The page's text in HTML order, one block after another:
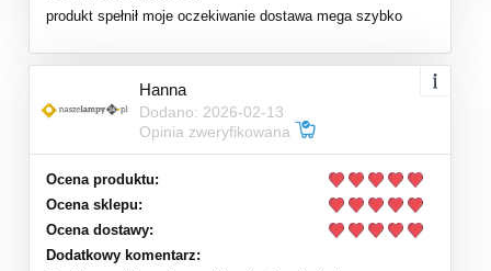
produkt spełnił moje oczekiwanie dostawa mega szybko
Hanna
Dodano: 2026-02-13
Opinia zweryfikowana
Ocena produktu:
Ocena sklepu:
Ocena dostawy:
Dodatkowy komentarz: